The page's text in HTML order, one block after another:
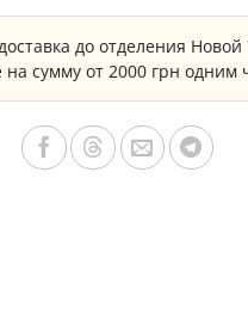
до отделения
на сумму от 2000 грн одним